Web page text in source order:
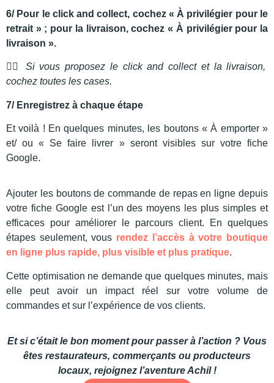
6/ Pour le click and collect, cochez « À privilégier pour le
retrait » ; pour la livraison, cochez « À privilégier pour la
livraison ».
👉🏻 Si vous proposez le click and collect et la livraison,
cochez toutes les cases.
7/ Enregistrez à chaque étape
Et voilà ! En quelques minutes, les boutons « À emporter »
et/ ou « Se faire livrer » seront visibles sur votre fiche
Google.
Ajouter les boutons de commande de repas en ligne depuis
votre fiche Google est l’un des moyens les plus simples et
efficaces pour améliorer le parcours client. En quelques
étapes seulement, vous rendez l’accès à votre boutique
en ligne plus rapide, plus visible et plus pratique.
Cette optimisation ne demande que quelques minutes, mais
elle peut avoir un impact réel sur votre volume de
commandes et sur l’expérience de vos clients.
Et si c’était le bon moment pour passer à l’action ? Vous
êtes restaurateurs, commerçants ou producteurs
locaux, rejoignez l’aventure Achil !